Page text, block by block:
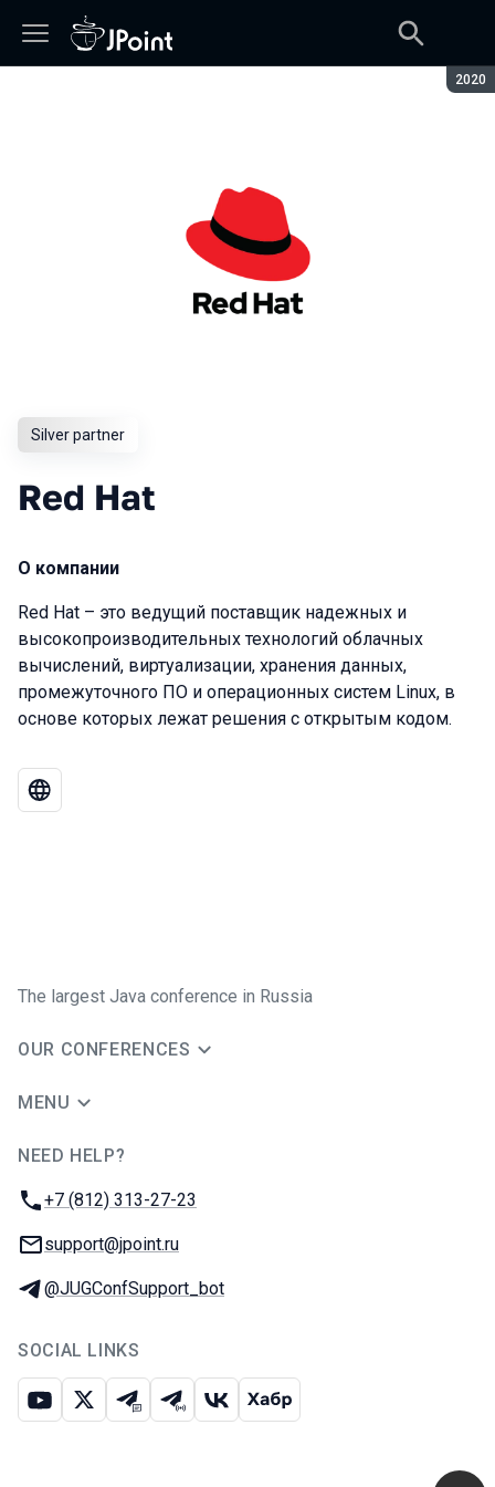
2020
Silver partner
Red Hat
О компании
Red Hat – это ведущий поставщик надежных и
высокопроизводительных технологий облачных
вычислений, виртуализации, хранения данных,
промежуточного ПО и операционных систем Linux, в
основе которых лежат решения с открытым кодом.
The largest Java conference in Russia
OUR CONFERENCES
MENU
NEED HELP?
Phone:
+7 (812) 313-27-23
Email:
support@jpoint.ru
Telegram:
@JUGConfSupport_bot
SOCIAL LINKS
Youtube
X Telegram chat
Telegram channel
VK Habr